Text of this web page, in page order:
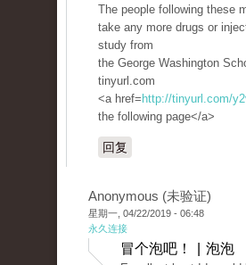
The people following these
take any more drugs or
study from
the George Washington
tinyurl.com
<a href= http://tinyurl.com/
the following page</a>
回复
Anonymous (未验证)
星期一, 04/22/2019 - 06:48
永久连接
冒个泡吧！ | 泡泡